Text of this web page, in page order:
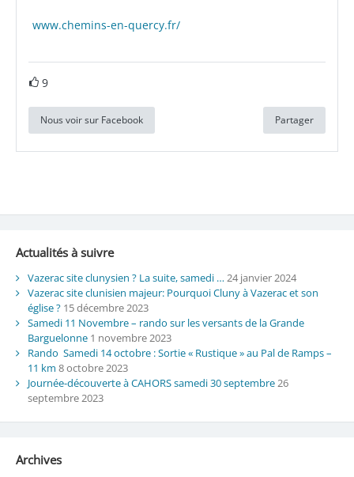
www.chemins-en-quercy.fr/
9
Nous voir sur Facebook Partager
Actualités à suivre
Vazerac site clunysien ? La suite, samedi … 24 janvier 2024
Vazerac site clunisien majeur: Pourquoi Cluny à Vazerac et son
église ? 15 décembre 2023
Samedi 11 Novembre – rando sur les versants de la Grande
Barguelonne 1 novembre 2023
Rando Samedi 14 octobre : Sortie « Rustique » au Pal de Ramps –
11 km 8 octobre 2023
Journée-découverte à CAHORS samedi 30 septembre26
septembre 2023
Archives